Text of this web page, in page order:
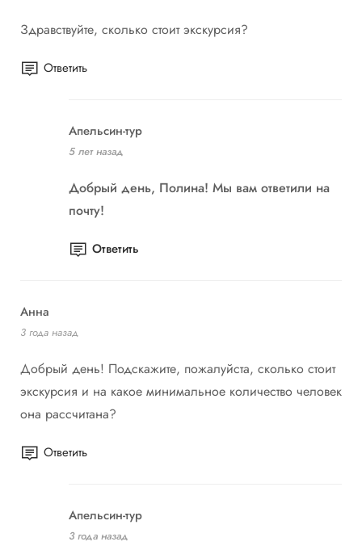
Здравствуйте, сколько стоит экскурсия?
Ответить
Апельсин-тур
5 лет назад
Добрый день, Полина! Мы вам ответили на
почту!
Ответить
Анна
3 года назад
Добрый день! Подскажите, пожалуйста, сколько стоит
экскурсия и на какое минимальное количество человек
она рассчитана?
Ответить
Апельсин-тур
3 года назад